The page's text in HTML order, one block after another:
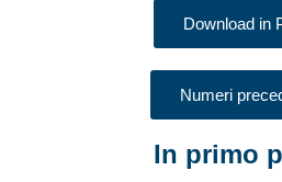
Download in
Numeri
In primo